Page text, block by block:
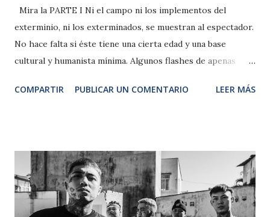
Mira la PARTE I Ni el campo ni los implementos del
exterminio, ni los exterminados, se muestran al espectador.
No hace falta si éste tiene una cierta edad y una base
cultural y humanista mínima. Algunos flashes de apenas
nos cuesta digerir el contraste diabólico entre el paraíso y
rutinaria que no repara en dos hornos que están en
reposo, la señora de la limpieza que va a lo suyo y al fondo
hay una auténtica montaña de zapatos, bolsos o maletas, los
ladridos lejanos de un perro pastor -alemán, por supuesto-
COMPARTIR PUBLICAR UN COMENTARIO LEER MÁS